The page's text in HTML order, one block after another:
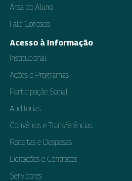
Área do Aluno
Fale Conosco
Acesso à Informação
Institucional
Ações e Programas
Participação Social
Auditorias
Convênios e Transferências
Receitas e Despesas
Licitações e Contratos
Servidores